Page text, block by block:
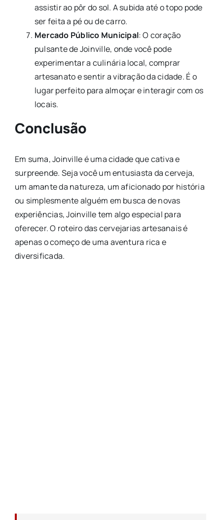
assistir ao pôr do sol. A subida até o topo pode
ser feita a pé ou de carro.
Mercado Público Municipal: O coração
pulsante de Joinville, onde você pode
experimentar a culinária local, comprar
artesanato e sentir a vibração da cidade. É o
lugar perfeito para almoçar e interagir com os
locais.
Conclusão
Em suma, Joinville é uma cidade que cativa e
surpreende. Seja você um entusiasta da cerveja,
um amante da natureza, um aficionado por história
ou simplesmente alguém em busca de novas
experiências, Joinville tem algo especial para
oferecer. O roteiro das cervejarias artesanais é
apenas o começo de uma aventura rica e
diversificada.